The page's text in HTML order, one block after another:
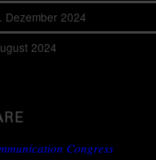
Dezember 2024
2024
Congress